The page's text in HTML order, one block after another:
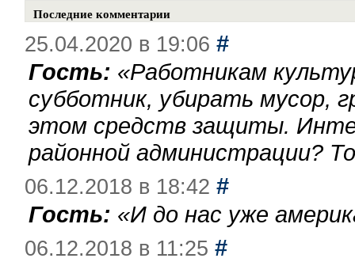
Последние комментарии
25.04.2020 в 19:06 #
Гость: «Работникам
субботник, убирать мусор,
этом средств защиты.
районной администрации?
06.12.2018 в 18:42 #
Гость: «И до нас уже
06.12.2018 в 11:25 #